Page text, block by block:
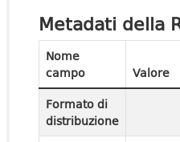
Metadati della
Nome
campo
Valore
Formato di
distribuzione